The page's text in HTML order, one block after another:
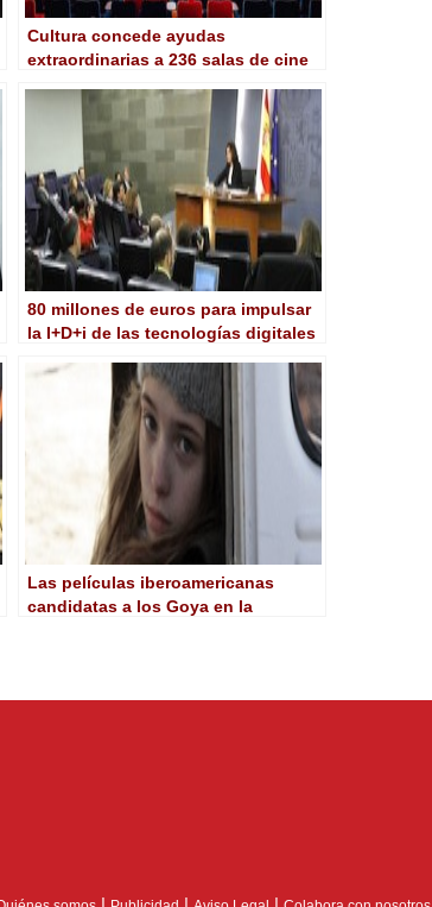
Cultura concede ayudas
extraordinarias a 236 salas de cine
80 millones de euros para impulsar
la I+D+i de las tecnologías digitales
Las películas iberoamericanas
candidatas a los Goya en la